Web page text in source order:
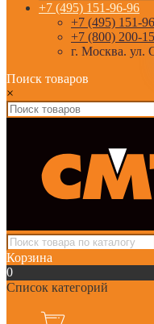
+7 (495) 151-96-96
+7 (495) 151-
+7 (800) 200-
г. Москва. ул.
Поиск товаров
×
Корзина
0
Список категорий